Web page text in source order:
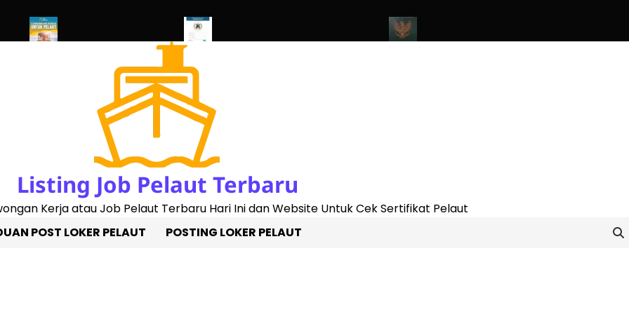
Listing Job Pelaut Terbaru
Kerja atau Job Pelaut Terbaru Hari Ini dan Website Untuk Cek Sertifikat Pelaut
POST LOKER PELAUT POSTING LOKER PELAUT